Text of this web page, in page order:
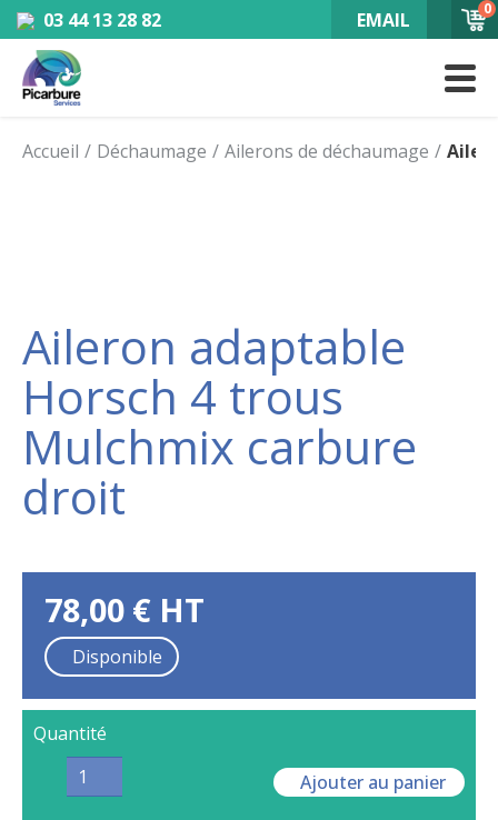
03 44 13 28 82 EMAIL 0
Accueil Déchaumage Ailerons de déchaumage
Aileron adaptable
Horsch 4 trous
Mulchmix carbure
droit
78,00 € HT
Disponible
Quantité
Ajouter au panier